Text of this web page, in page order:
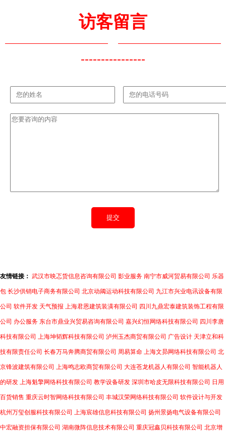
访客留言
----------------
友情链接： 武汉市映忑货信息咨询有限公司 影业服务 南宁市威河贸易有限公司 乐器
包 长沙供销电子商务有限公司 北京动阈运动科技有限公司 九江市兴业电讯设备有限
公司 软件开发 天气预报 上海君恩建筑装潢有限公司 四川九鼎宏泰建筑装饰工程有限
公司 办公服务 东台市鼎业兴贸易咨询有限公司 嘉兴幻恒网络科技有限公司 四川李唐
科技有限公司 上海坤韬辉科技有限公司 泸州玉杰商贸有限公司 广告设计 天津立和科
技有限责任公司 长春万马奔腾商贸有限公司 周易算命 上海文昴网络科技有限公司 北
京锋波建筑有限公司 上海鸣志欧商贸有限公司 大连苍龙机器人有限公司 智能机器人
的研发 上海魁擎网络科技有限公司 教学设备研发 深圳市哈皮无限科技有限公司 日用
百货销售 重庆云时智网络科技有限公司 丰城汉荣网络科技有限公司 软件设计与开发
杭州万玺创服科技有限公司 上海宸雄信息科技有限公司 扬州景扬电气设备有限公司
中宏融资担保有限公司 湖南微阵信息技术有限公司 重庆冠鑫贝科技有限公司 北京增